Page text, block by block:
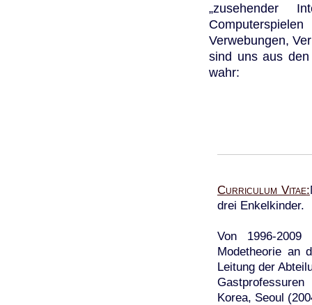
„zusehender
Verwebungen,
sind uns aus
wahr:
Curriculum Vitae
drei Enkelkinder.
Von 1996-
Modetheorie an
Leitung der
Korea, Seoul